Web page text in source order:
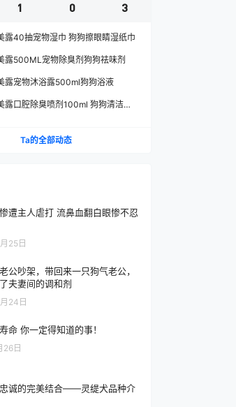
1 0 3
露40抽宠物湿巾 狗狗擦眼睛湿纸巾
露500ML宠物除臭剂狗狗祛味剂
露宠物沐浴露500ml狗狗浴液
露口腔除臭喷剂100ml 狗狗清洁口
Ta的全部动态
遭主人虐打 流鼻血翻白眼惨不忍
25日
公吵架，带回来一只狗气老公，
夫妻间的调和剂
24日
命 你一定得知道的事！
26日
诚的完美结合——灵缇犬品种介